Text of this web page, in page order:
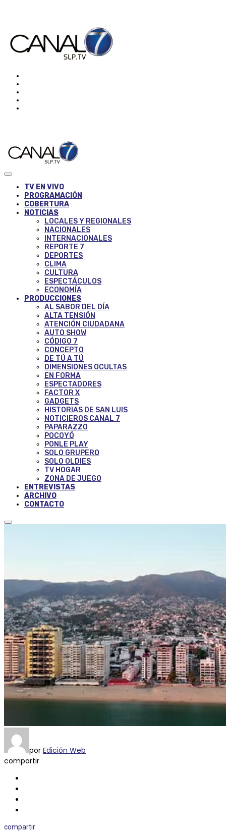
TV EN VIVO
PROGRAMACIÓN
COBERTURA
NOTICIAS
LOCALES Y REGIONALES
NACIONALES
INTERNACIONALES
REPORTE 7
DEPORTES
CLIMA
CULTURA
ESPECTÁCULOS
ECONOMÍA
PRODUCCIONES
AL SABOR DEL DÍA
ALTA TENSIÓN
ATENCIÓN CIUDADANA
AUTO SHOW
CÓDIGO 7
CONCEPTO
DE TÚ A TÚ
DIMENSIONES OCULTAS
EN FORMA
ESPECTADORES
FACTOR X
GADGETS
HISTORIAS DE SAN LUIS
NOTICIEROS CANAL 7
PAPARAZZO
POCOYÓ
PONLE PLAY
SOLO GRUPERO
SOLO OLDIES
TV HOGAR
ZONA DE JUEGO
ENTREVISTAS
ARCHIVO
CONTACTO
por Edición Web
compartir
compartir